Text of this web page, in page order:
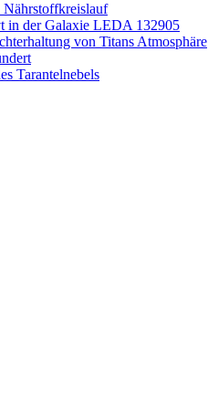
Nährstoffkreislauf
in der Galaxie LEDA 132905
von Titans Atmosphäre
Tarantelnebels